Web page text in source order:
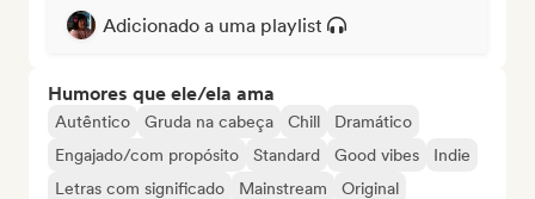
Adicionado a uma playlist
Humores que ele/ela ama
Autêntico Gruda na cabeça Chill
Dramático
Engajado/com propósito
Standard Good vibes
Indie
Letras com significado
Mainstream
Original